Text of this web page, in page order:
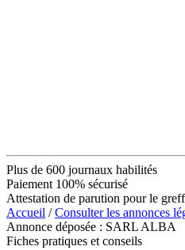
Plus de 600 journaux habilités
Paiement 100% sécurisé
Attestation de parution pour le
Accueil /Consulter les annonces
Annonce déposée : SARL ALBA
Fiches pratiques et conseils